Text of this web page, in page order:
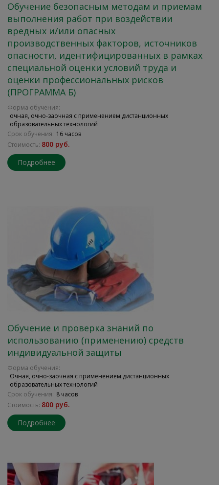
Обучение безопасным методам и приемам
выполнения работ при воздействии
вредных и/или опасных
производственных факторов, источников
опасности, идентифицированных в рамках
специальной оценки условий труда и
оценки профессиональных рисков
(ПРОГРАММА Б)
Форма обучения:
очная, очно-заочная с применением дистанционных
образовательных технологий
Срок обучения: 16 часов
Стоимость: 800 руб.
Подробнее
Обучение и проверка знаний по
использованию (применению) средств
индивидуальной защиты
Форма обучения:
Очная, очно-заочная с применением дистанционных
образовательных технологий
Срок обучения: 8 часов
Стоимость: 800 руб.
Подробнее